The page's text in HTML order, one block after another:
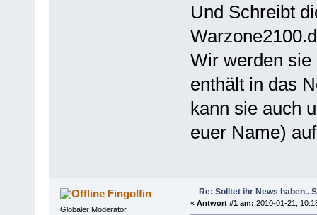
Und Schreibt
Wir werden sie
enthält in das
kann sie auch
euer Name)
Fingolfin
Globaler Moderator
Re: Solltet ihr News haben..
« Antwort #1 am: 2010-01-21,